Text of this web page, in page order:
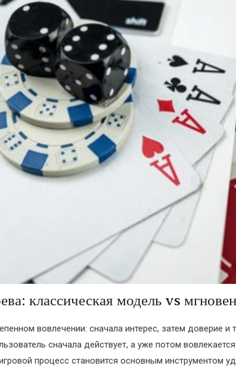
классическая модель vs
вовлечении: сначала интерес, затем доверие
сначала действует, а уже потом
процесс становится основным инструментом